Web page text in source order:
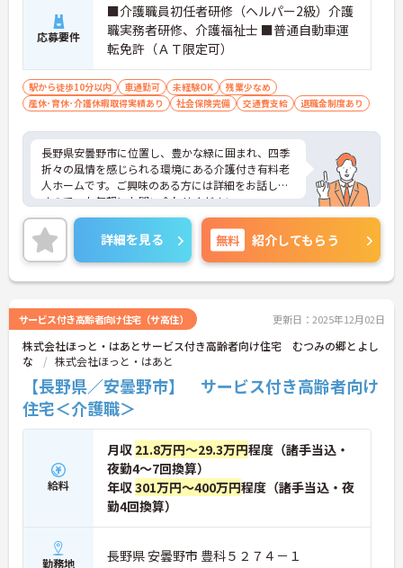
応募要件
■介護職員初任者研修（ヘルパー2級）介護
職実務者研修、介護福祉士 ■普通自動車運
転免許（ＡＴ限定可）
駅から徒歩10分以内 車通勤可 未経験OK
残業少なめ
産休･育休･介護休暇取得実績あり
社会保険完備 交通費支給 退職金制度あり
長野県安曇野市に位置し、豊かな緑に囲まれ、四季
折々の風情を感じられる環境にある介護付き有料老
人ホームです。ご興味のある方には詳細をお話しま
すので、お気軽にお問い合わせください。
詳細を見る 無料 紹介してもらう
サービス付き高齢者向け住宅（サ高住） 更新日：2025年12月02日
株式会社ほっと・はあとサービス付き高齢者向け住宅 むつみの郷とよし
な
株式会社ほっと・はあと
【長野県／安曇野市】 サービス付き高齢者向け
住宅＜介護職＞
給料
月収 21.8万円～29.3万円程度（諸手当込・
夜勤4～7回換算）
年収301万円～400万円程度（諸手当込・夜
勤4回換算）
勤務地 長野県 安曇野市 豊科５２７４－１